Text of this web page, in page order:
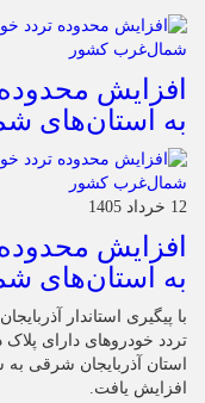
افزایش
به استان‌های
12 خرداد 1405
افزایش
به استان‌های
با پیگیری استاندار
تردد خودروهای دارای
استان آذربایجان شرقی به
افزایش یافت.